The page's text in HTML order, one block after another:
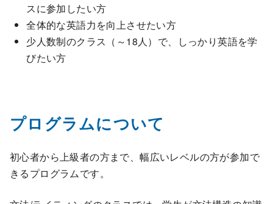
スに参加したい方
全体的な英語力を向上させたい方
少人数制のクラス（～18人）で、しっかり英語を学
びたい方
プログラムについて
初心者から上級者の方まで、幅広いレベルの方が参加で
きるプログラムです。